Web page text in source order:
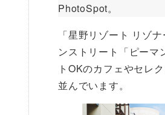
PhotoSpot。
「星野リゾート リゾ
ンストリート「ピーマ
トOKのカフェやセレ
並んでいます。